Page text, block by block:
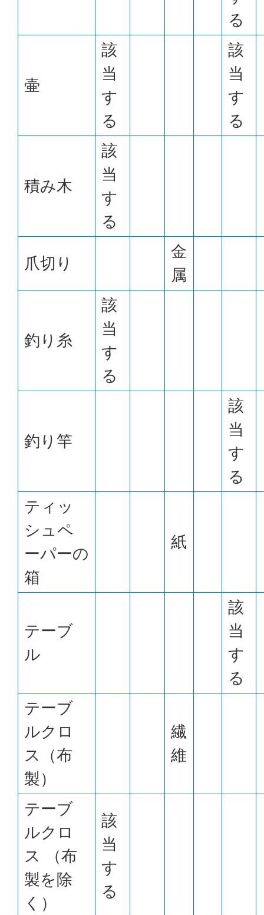
る
壷
該
当
す
る
該
当
す
る
積み木
該
当
す
る
爪切り
金
属
釣り糸
該
当
す
る
釣り竿
該
当
す
る
ティッ
シュペ
ーパーの
箱
紙
テーブ
ル
該
当
す
る
テーブ
ルクロ
ス（布
製）
繊
維
テーブ
ルクロ
ス （布
製を除
く）
該
当
す
る